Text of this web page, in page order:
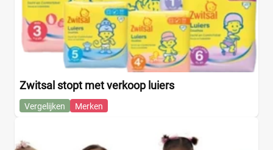
Zwitsal stopt met verkoop luiers
Vergelijken Merken